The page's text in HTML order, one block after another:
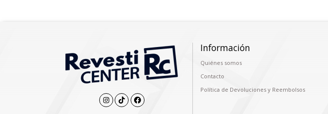
Información
Quiénes somos
Contacto
Política de Devoluciones y Reembolsos